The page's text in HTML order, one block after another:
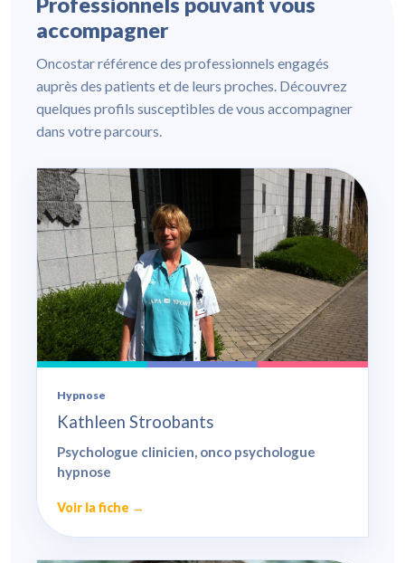
accompagner
Oncostar référence des professionnels engagés
auprès des patients et de leurs proches. Découvrez
quelques profils susceptibles de vous accompagner
dans votre parcours.
Hypnose
Kathleen Stroobants
Psychologue clinicien, onco psychologue
hypnose
Voir la fiche →